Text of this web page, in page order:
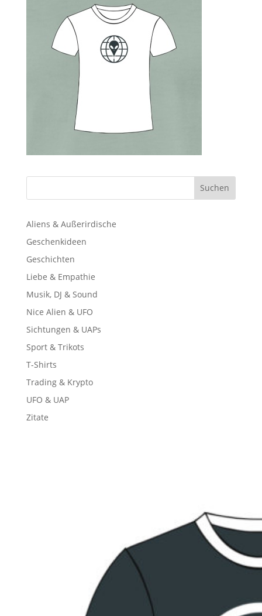
Aliens & Außerirdische
Geschenkideen
Geschichten
Liebe & Empathie
Musik, DJ & Sound
Nice Alien & UFO
Sichtungen & UAPs
Sport & Trikots
T-Shirts
Trading & Krypto
UFO & UAP
Zitate